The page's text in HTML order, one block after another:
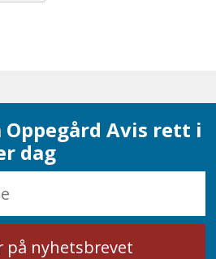
Avis rett i
dag